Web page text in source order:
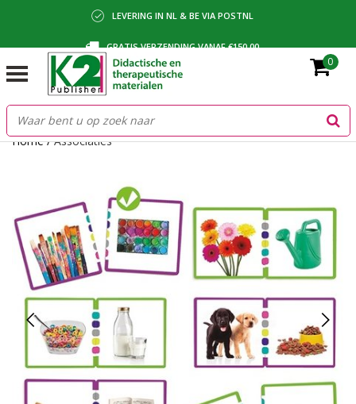
LEVERING IN NL & BE VIA POSTNL
GRATIS VERZENDING VANAF €150,00
BETALING VIA IDEAL, BANCONTACT OF FACTUUR
0
Home/Associaties